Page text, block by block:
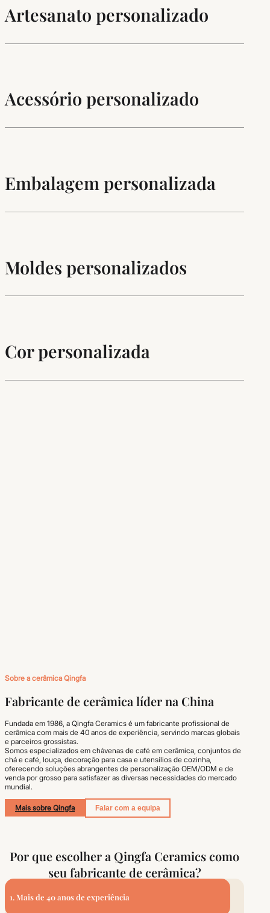
Artesanato personalizado
Acessório personalizado
Embalagem personalizada
Moldes personalizados
Cor personalizada
Sobre a cerâmica Qingfa
Fabricante de cerâmica líder na China
Fundada em 1986, a Qingfa Ceramics é um fabricante profissional de
cerâmica com mais de 40 anos de experiência, servindo marcas globais
e parceiros grossistas.
Somos especializados em chávenas de café em cerâmica, conjuntos de
chá e café, louça, decoração para casa e utensílios de cozinha,
oferecendo soluções abrangentes de personalização OEM/ODM e de
venda por grosso para satisfazer as diversas necessidades do mercado
mundial.
Mais sobre Qingfa Falar com a equipa
Por que escolher a Qingfa Ceramics como
seu fabricante de cerâmica?
1. Mais de 40 anos de experiência